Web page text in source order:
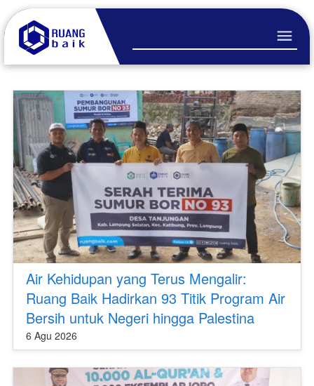
Air Kehidupan yang Terus Mengalir:
Ruang Baik Hadirkan 93 Titik Program Air
Bersih untuk Negeri hingga Palestina
6 Agu 2026